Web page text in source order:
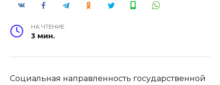
НА ЧТЕНИЕ
3 мин.
Социальная направленность государственной